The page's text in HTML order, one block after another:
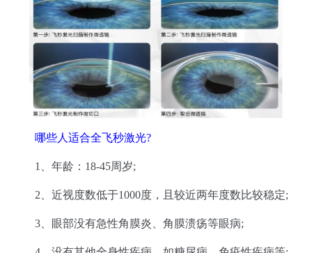
哪些人适合全飞秒激光?
1、年龄：18-45周岁;
2、近视度数低于1000度，且较近两年度数比较稳定;
3、眼部没有急性角膜炎、角膜溃疡等眼病;